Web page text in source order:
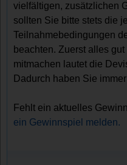
vielfältigen, zusätzlichen
sollten Sie bitte stets die
Teilnahmebedingungen
beachten. Zuerst alles
mitmachen lautet die
Dadurch haben Sie
Fehlt ein aktuelles
ein Gewinnspiel melden.